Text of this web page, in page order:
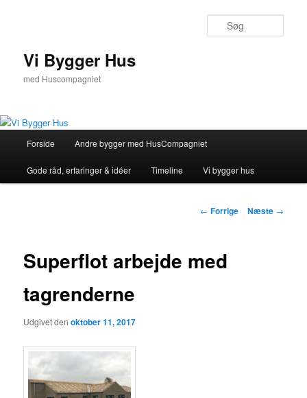
Vi Bygger Hus
med Huscompagniet
Forside Andre bygger med HusCompagniet
Gode råd, erfaringer & idéer Timeline Vi bygger hus
Indlægsnavigation
← Forrige Næste →
Superflot arbejde med
tagrenderne
Udgivet denoktober 11, 2017